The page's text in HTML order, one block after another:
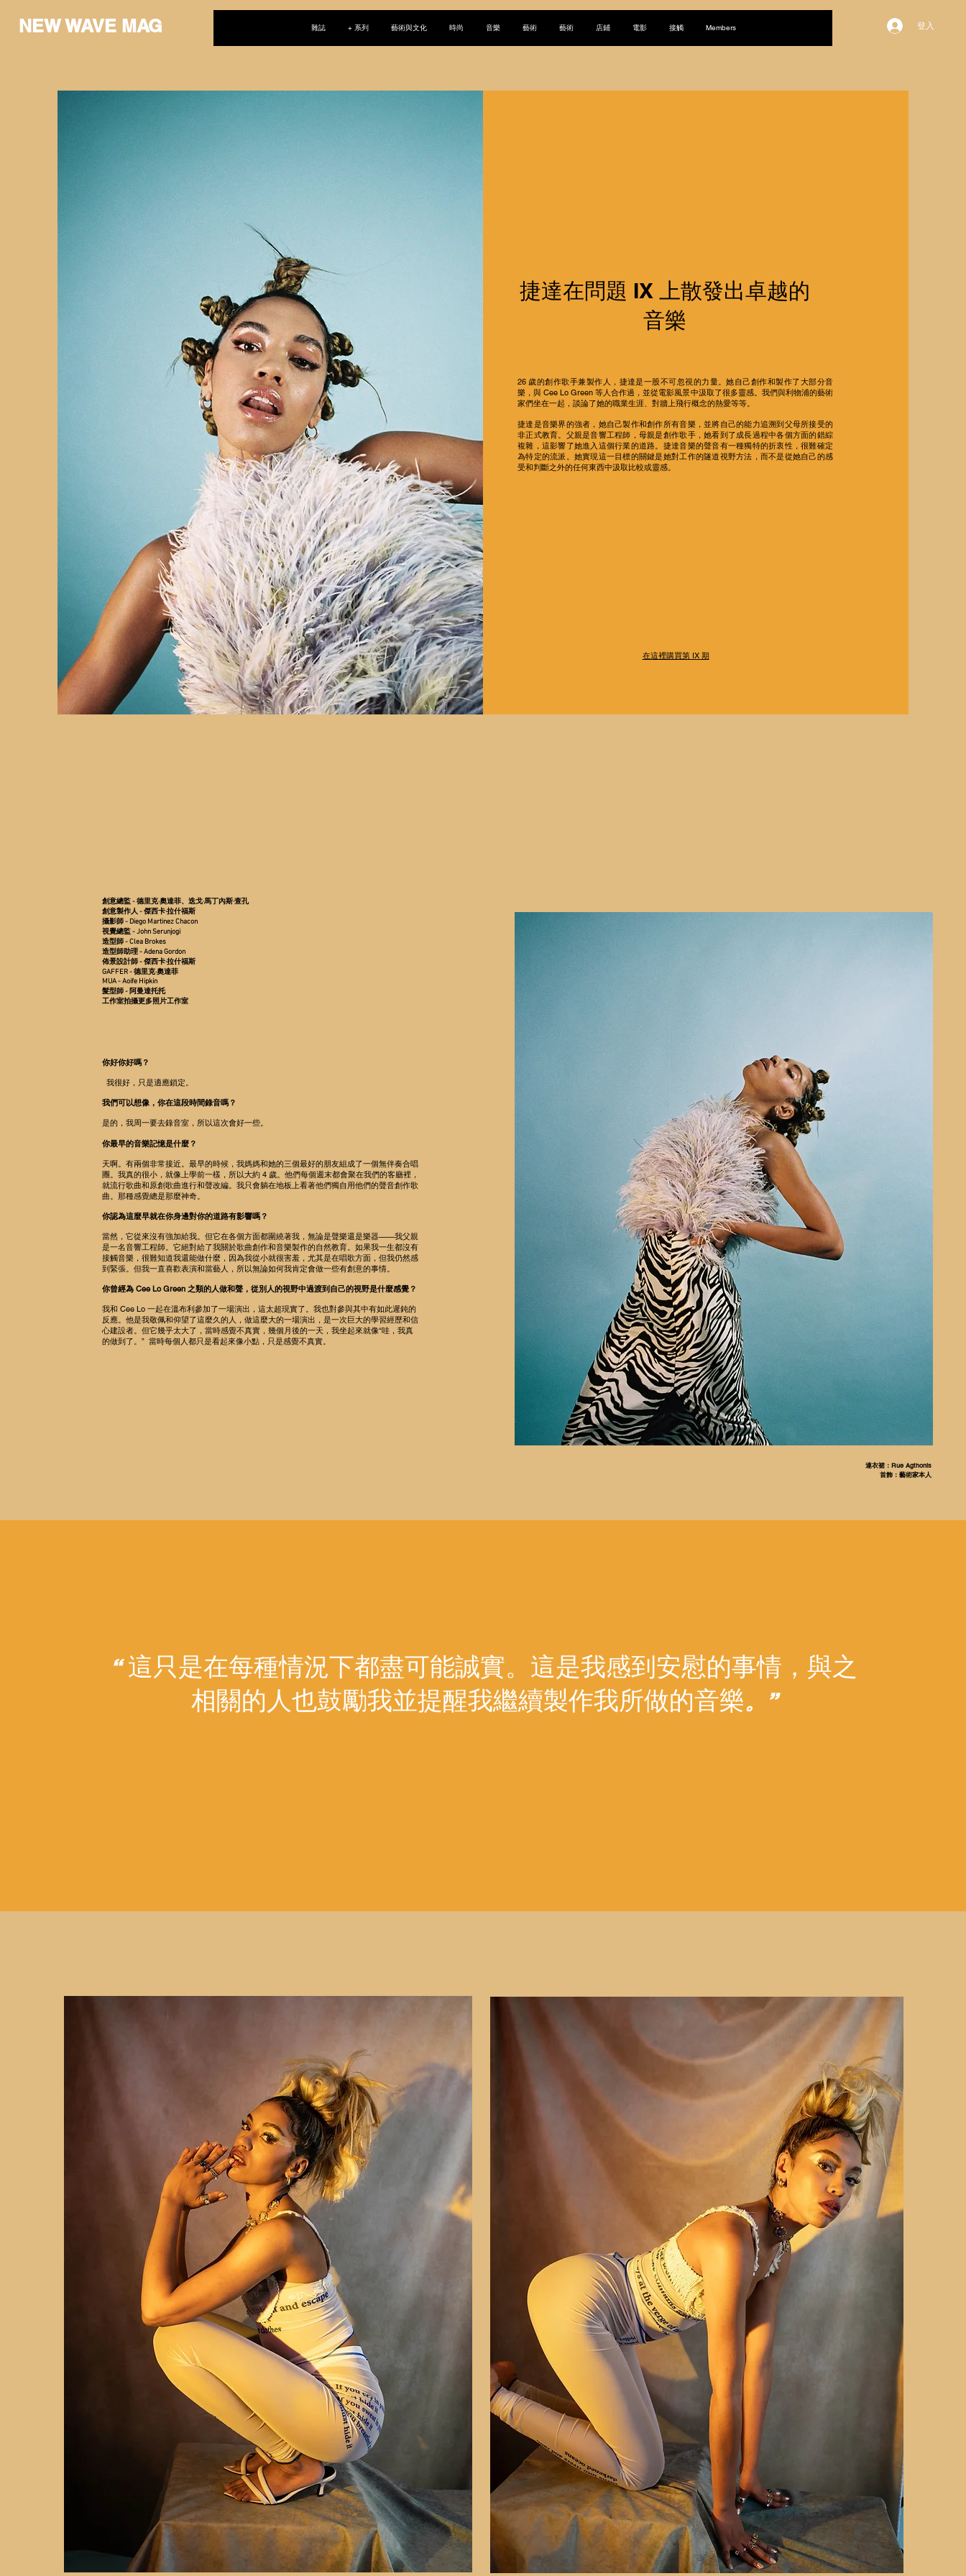
雜誌 + 系列 藝術與文化 時尚 音樂 藝術 藝術 店鋪 電影 接觸 Members
NEW WAVE MAG 登入
創意總監 - 德里克·奧達菲、迭戈·馬丁內斯·查孔
創意製作人 - 傑西卡·拉什福斯
攝影師 - Diego Martinez Chacon
視覺總監 - John Serunjogi
造型師 - Clea Brokes
造型師助理 - Adena Gordon
佈景設計師 - 傑西卡·拉什福斯
GAFFER - 德里克·奧達菲
MUA - Aoife Hipkin
髮型師 - 阿曼達托托
工作室拍攝更多照片工作室
你好你好嗎？
我很好，只是適應鎖定。
我們可以想像，你在這段時間錄音嗎？
是的，我周一要去錄音室，所以這次會好一些。
你最早的音樂記憶是什麼？
天啊。有兩個非常接近。最早的時候，我媽媽和她的三個最好的朋友組成了一個無伴奏合唱
團。我真的很小，就像上學前一樣，所以大約 4 歲。他們每個週末都會聚在我們的客廳裡，
就流行歌曲和原創歌曲進行和聲改編。我只會躺在地板上看著他們獨自用他們的聲音創作歌
曲。那種感覺總是那麼神奇。
你認為這麼早就在你身邊對你的道路有影響嗎？
當然，它從來沒有強加給我。但它在各個方面都圍繞著我，無論是聲樂還是樂器——我父親
是一名音響工程師。它絕對給了我關於歌曲創作和音樂製作的自然教育。如果我一生都沒有
接觸音樂，很難知道我還能做什麼，因為我從小就很害羞，尤其是在唱歌方面，但我仍然感
到緊張。但我一直喜歡表演和當藝人，所以無論如何我肯定會做一些有創意的事情。
你曾經為 Cee Lo Green 之類的人做和聲，從別人的視野中過渡到自己的視野是什麼感覺？
我和 Cee Lo 一起在溫布利參加了一場演出，這太超現實了。我也對參與其中有如此遲鈍的
反應。他是我敬佩和仰望了這麼久的人，做這麼大的一場演出，是一次巨大的學習經歷和信
心建設者。但它幾乎太大了，當時感覺不真實，幾個月後的一天，我坐起來就像“哇，我真
的做到了。” 當時每個人都只是看起來像小點，只是感覺不真實。
“ 這只是在每種情況下都盡可能誠實。這是我感到安慰的事情，與之
相關的人也鼓勵我並提醒我繼續製作我所做的音樂。”
捷達在問題 IX 上散發出卓越的
音樂
26 歲的創作歌手兼製作人，捷達是一股不可忽視的力量。她自己創作和製作了大部分音
樂，與 Cee Lo Green 等人合作過，並從電影風景中汲取了很多靈感。我們與利物浦的藝術
家們坐在一起，談論了她的職業生涯、對牆上飛行概念的熱愛等等。
捷達是音樂界的強者，她自己製作和創作所有音樂，並將自己的能力追溯到父母所接受的
非正式教育。父親是音響工程師，母親是創作歌手，她看到了成長過程中各個方面的錯綜
複雜，這影響了她進入這個行業的道路。捷達音樂的聲音有一種獨特的折衷性，很難確定
為特定的流派。她實現這一目標的關鍵是她對工作的隧道視野方法，而不是從她自己的感
受和判斷之外的任何東西中汲取比較或靈感。
在這裡購買第 IX 期
連衣裙：Rue Agthonis
首飾：藝術家本人